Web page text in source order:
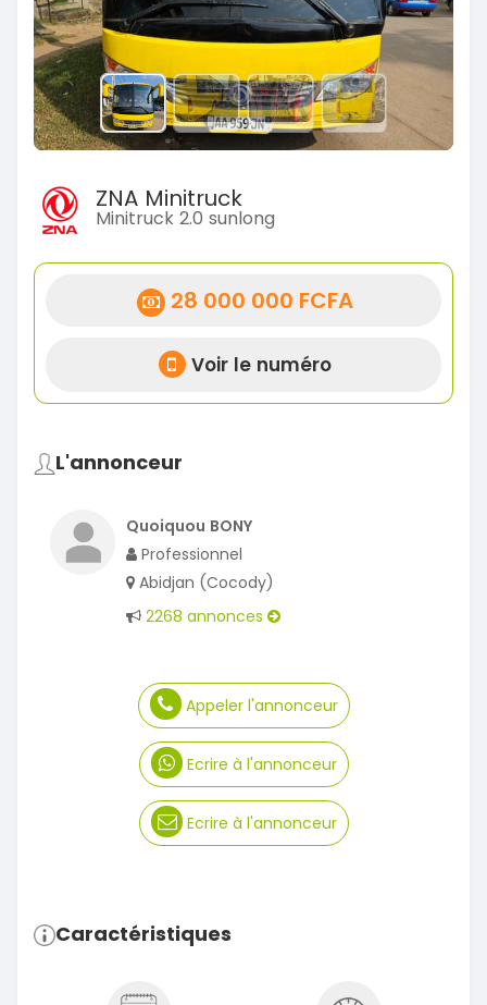
ZNA Minitruck
Minitruck 2.0 sunlong
28 000 000 FCFA
Voir le numéro
L'annonceur
Quoiquou BONY
Professionnel
Abidjan (Cocody)
2268 annonces
Appeler l'annonceur
Ecrire à l'annonceur
Ecrire à l'annonceur
Caractéristiques